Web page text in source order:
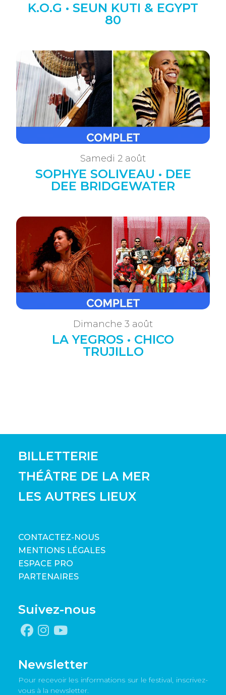
K.O.G • SEUN KUTI & EGYPT
80
Samedi 2 août
SOPHYE SOLIVEAU • DEE
DEE BRIDGEWATER
Dimanche 3 août
LA YEGROS • CHICO
TRUJILLO
BILLETTERIE
THÉÂTRE DE LA MER
LES AUTRES LIEUX
CONTACTEZ-NOUS
MENTIONS LÉGALES
ESPACE PRO
PARTENAIRES
Suivez-nous
Newsletter
Pour recevoir les informations sur le festival, inscrivez-
vous à la newsletter.